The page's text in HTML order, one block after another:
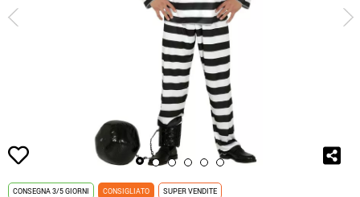
CONSEGNA 3/5 GIORNI CONSIGLIATO SUPER VENDITE